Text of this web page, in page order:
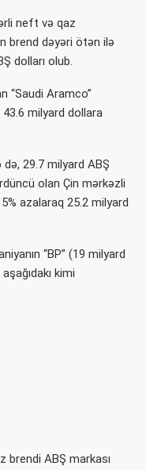
neft və qaz
brend dəyəri ötən ilə
dolları olub.
“Saudi Aramco”
milyard dollara
29.7 milyard ABŞ
olan Çin mərkəzli
azalaraq 25.2 milyard
“BP” (19 milyard
kimi
ABŞ markası